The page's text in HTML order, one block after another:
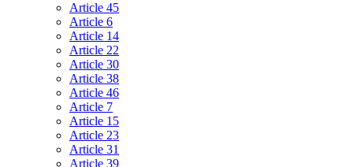
Article 45
Article 6
Article 14
Article 22
Article 30
Article 38
Article 46
Article 7
Article 15
Article 23
Article 31
Article 39